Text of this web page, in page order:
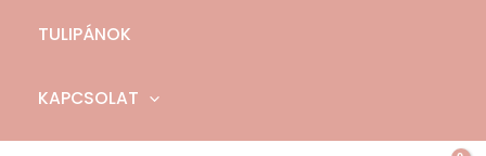
TULIPÁNOK
KAPCSOLAT